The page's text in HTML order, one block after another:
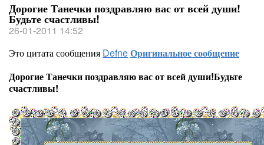
Дорогие Танечки поздравляю вас от всей души!
Будьте счастливы!
26-01-2011 14:52
Это цитата сообщения DefneОригинальное сообщение
Дорогие Танечки поздравляю вас от всей души!Будьте
счастливы!